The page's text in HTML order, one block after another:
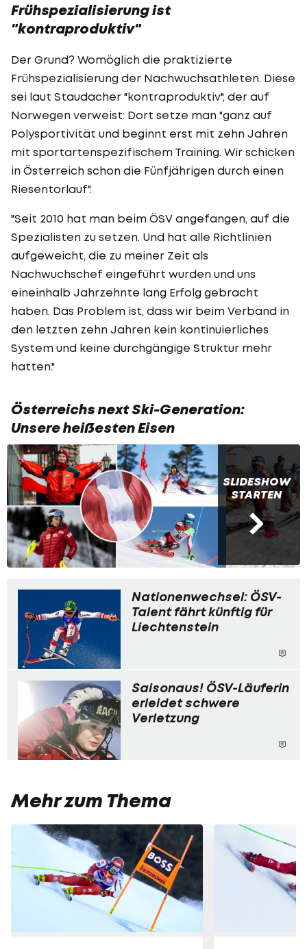
Frühspezialisierung ist
"kontraproduktiv"
Der Grund? Womöglich die praktizierte
Frühspezialisierung der Nachwuchsathleten. Diese
sei laut Staudacher "kontraproduktiv", der auf
Norwegen verweist: Dort setze man "ganz auf
Polysportivität und beginnt erst mit zehn Jahren
mit sportartenspezifischem Training. Wir schicken
in Österreich schon die Fünfjährigen durch einen
Riesentorlauf".
"Seit 2010 hat man beim ÖSV angefangen, auf die
Spezialisten zu setzen. Und hat alle Richtlinien
aufgeweicht, die zu meiner Zeit als
Nachwuchschef eingeführt wurden und uns
eineinhalb Jahrzehnte lang Erfolg gebracht
haben. Das Problem ist, dass wir beim Verband in
den letzten zehn Jahren kein kontinuierliches
System und keine durchgängige Struktur mehr
hatten."
Österreichs next Ski-Generation:
Unsere heißesten Eisen
SLIDESHOW
STARTEN
Nationenwechsel: ÖSV-
Talent fährt künftig für
Liechtenstein
Saisonaus! ÖSV-Läuferin
erleidet schwere
Verletzung
Mehr zum Thema